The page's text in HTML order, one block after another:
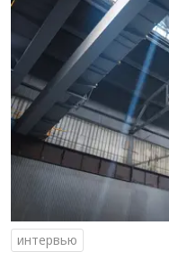
интервью